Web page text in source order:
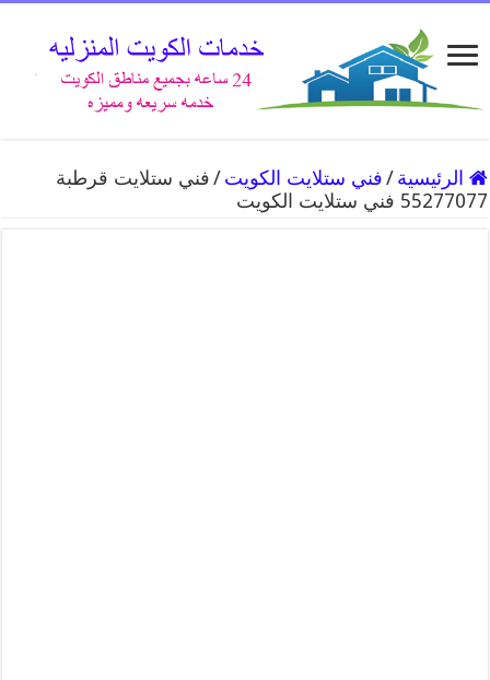
الرئيسية /فني ستلايت الكويت /فني ستلايت قرطبة
55277077 فني ستلايت الكويت